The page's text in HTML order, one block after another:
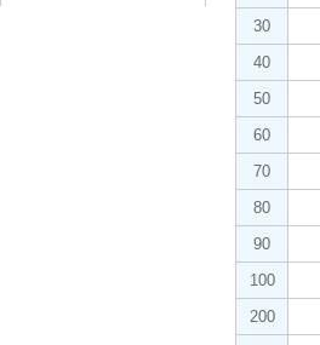
30
40
50
60
70
80
90
100
200